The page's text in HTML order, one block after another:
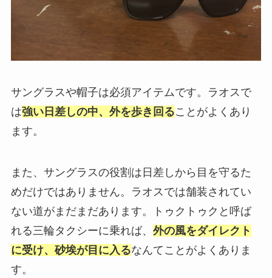
サングラスや帽子は必須アイテムです。ラオスで
は強い日差しの中、外を歩き回ることがよくあり
ます。
また、サングラスの役割は日差しから目を守るた
めだけではありません。ラオスでは舗装されてい
ない道がまだまだあります。トゥクトゥクと呼ば
れる三輪タクシーに乗れば、 外の風をダイレクト
に受け、砂埃が目に入るなんてことがよくありま
す。